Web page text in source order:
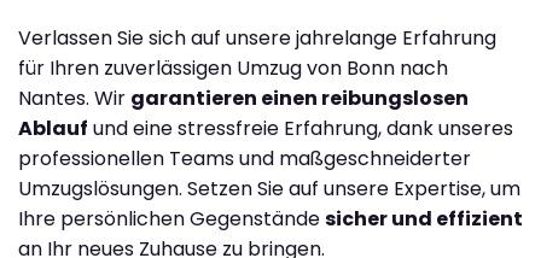
Verlassen Sie sich auf unsere jahrelange Erfahrung
für Ihren zuverlässigen Umzug von Bonn nach
Nantes. Wir garantieren einen reibungslosen
Ablauf und eine stressfreie Erfahrung, dank unseres
professionellen Teams und maßgeschneiderter
Umzugslösungen. Setzen Sie auf unsere Expertise, um
Ihre persönlichen Gegenständesicher und effizient
an Ihr neues Zuhause zu bringen.